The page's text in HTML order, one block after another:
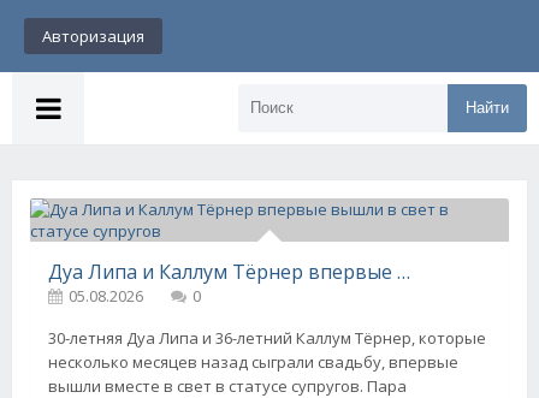
Авторизация
Найти
Дуа Липа и Каллум Тёрнер впервые вышли в свет в статусе супругов
05.08.2026
0
30-летняя Дуа Липа и 36-летний Каллум Тёрнер, которые
несколько месяцев назад сыграли свадьбу, впервые
вышли вместе в свет в статусе супругов. Пара